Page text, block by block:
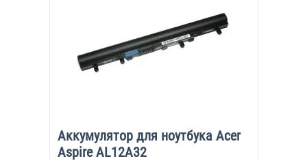
Аккумулятор для ноутбука Acer
Aspire AL12A32